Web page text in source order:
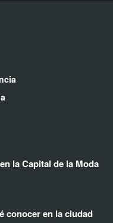
la Capital de la Moda
conocer en la ciudad